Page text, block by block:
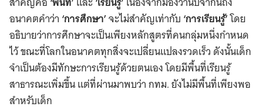
อนาคตคำว่า ‘การศึกษา’จะไม่สำคัญเท่ากับ ‘การเรียนรู้’โดย
อธิบายว่าการศึกษาจะเป็นเพียงหลักสูตรที่คนกลุ่มหนึ่งกำหนด
ไว้ ขณะที่โลกในอนาคตทุกสิ่งจะเปลี่ยนแปลงรวดเร็ว ดังนั้นเด็ก
จำเป็นต้องมีทักษะการเรียนรู้ด้วยตนเอง โดยมีพื้นที่เรียนรู้
สาธารณะเพิ่มขึ้น แต่ที่ผ่านมาพบว่า กทม. ยังไม่มีพื้นที่เพียงพอ
สำหรับเด็ก